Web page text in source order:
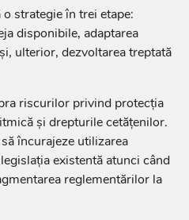
strategie în trei etape:
disponibile, adaptarea
ulterior, dezvoltarea treptată
riscurilor privind protecția
și drepturile cetățenilor.
încurajeze utilizarea
existentă atunci când
reglementărilor la